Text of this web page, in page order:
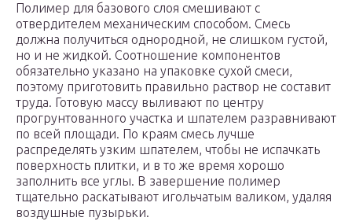
Полимер для базового слоя смешивают с
отвердителем механическим способом. Смесь
должна получиться однородной, не слишком густой,
но и не жидкой. Соотношение компонентов
обязательно указано на упаковке сухой смеси,
поэтому приготовить правильно раствор не составит
труда. Готовую массу выливают по центру
прогрунтованного участка и шпателем разравнивают
по всей площади. По краям смесь лучше
распределять узким шпателем, чтобы не испачкать
поверхность плитки, и в то же время хорошо
заполнить все углы. В завершение полимер
тщательно раскатывают игольчатым валиком, удаляя
воздушные пузырьки.